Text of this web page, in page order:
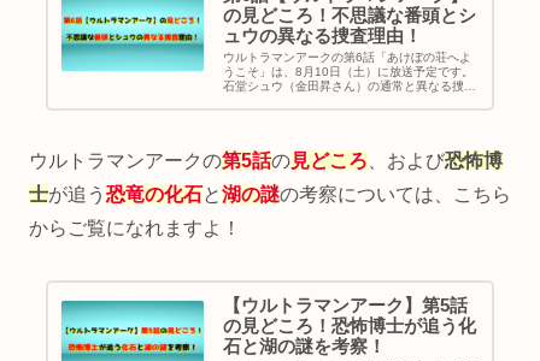
の見どころ！不思議な番頭とシ
ュウの異なる捜査理由！
ウルトラマンアークの第6話「あけぼの荘へよ
うこそ」は、8月10日（土）に放送予定です。
石堂シュウ（金田昇さん）の通常と異なる捜査
ウルトラマンアークの第5話の見どころ 、および恐怖博
士が追う 恐竜の化石と湖の謎の考察については、こちら
からご覧になれますよ！
【ウルトラマンアーク】第5話
の見どころ！恐怖博士が追う化
石と湖の謎を考察！